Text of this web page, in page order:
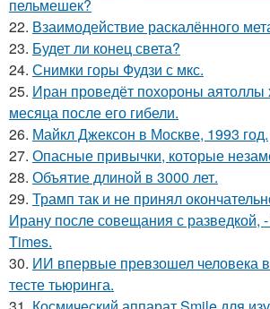
пельмешек?
22. Взаимодействие раскалённого
23. Будет ли конец света?
24. Снимки горы Фудзи с мкс.
25. Иран проведёт похороны аятоллы
месяца после его гибели.
26. Майкл Джексон в Москве, 1993 год.
27. Опасные привычки, которые
28. Объятие длиной в 3000 лет.
29. Трамп так и не принял
Ирану после совещания с разведкой,
Times.
30. ИИ впервые превзошел человека
тесте тьюринга.